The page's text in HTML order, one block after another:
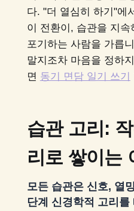
다. "더 열심히 하기"에
이 전환이, 습관을 지속
포기하는 사람을 가릅
말지조차 마음을 정하
면 동기 면담 일기 쓰기
습관 고리:
리로 쌓이는
모든 습관은 신호, 열
단계 신경학적 고리를